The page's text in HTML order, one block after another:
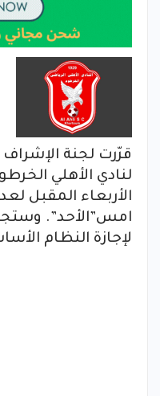
قرّرت لجنة
لنادي الأهلي
الأربعاء المقبل
امس”الأحد”.
لإجازة النظام